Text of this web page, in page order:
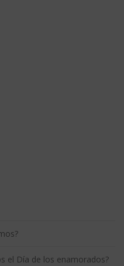
el Día de los enamorados?